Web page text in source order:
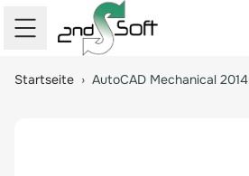
Startseite › AutoCAD Mechanical 2014